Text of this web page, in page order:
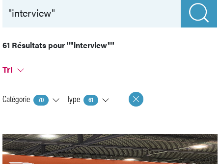
61 Résultats pour""interview""
Tri
Catégorie 70 Type 61